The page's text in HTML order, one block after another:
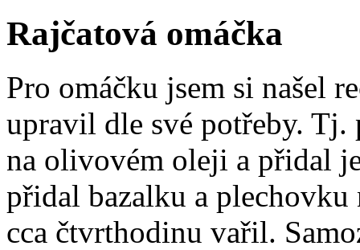
Rajčatová omáčka
Pro omáčku jsem si našel
upravil dle své potřeby. Tj.
na olivovém oleji a přidal
přidal bazalku a plechovku
cca čtvrthodinu vařil.